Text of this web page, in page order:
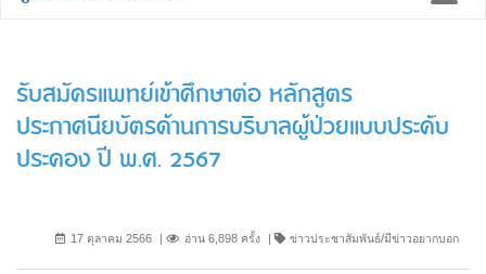
รับสมัครแพทย์เข้าศึกษาต่อ หลักสูตร
ประกาศนียบัตรด้านการบริบาลผู้ป่วยแบบประคับ
ประคอง ปี พ.ศ. 2567
17 ตุลาคม 2566 อ่าน 6,898 ครั้ง ข่าวประชาสัมพันธ์/มีข่าวอยากบอก